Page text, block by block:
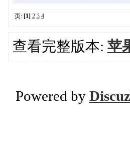
页: [1] 2 3 4
查看完整版本: 苹
Powered by